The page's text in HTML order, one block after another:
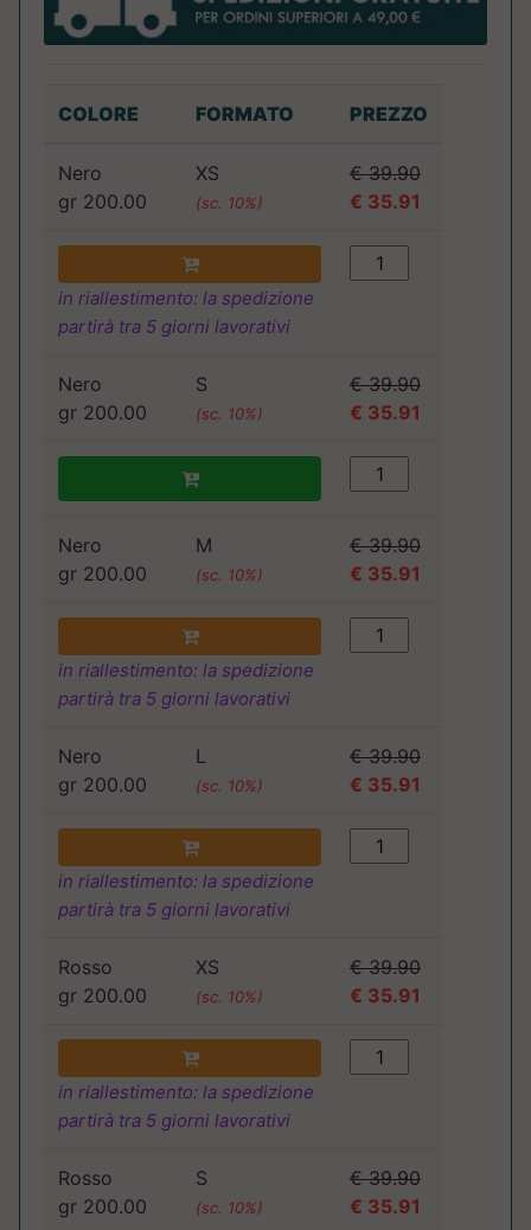
COLORE FORMATO PREZZO
Nero
gr 200.00
XS
(sc. 10%)
€ 39.90
€ 35.91
in riallestimento: la spedizione
partirà tra 5 giorni lavorativi
Nero
gr 200.00
S
(sc. 10%)
€ 39.90
€ 35.91
Nero
gr 200.00
M
(sc. 10%)
€ 39.90
€ 35.91
in riallestimento: la spedizione
partirà tra 5 giorni lavorativi
Nero
gr 200.00
L
(sc. 10%)
€ 39.90
€ 35.91
in riallestimento: la spedizione
partirà tra 5 giorni lavorativi
Rosso
gr 200.00
XS
(sc. 10%)
€ 39.90
€ 35.91
in riallestimento: la spedizione
partirà tra 5 giorni lavorativi
Rosso
gr 200.00
S
(sc. 10%)
€ 39.90
€ 35.91